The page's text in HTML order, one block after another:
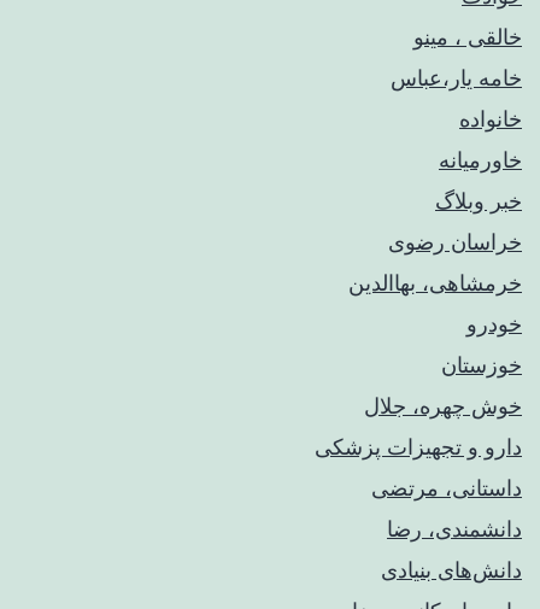
خالقی ، مینو
خامه یار،عباس
خانواده
خاورمیانه
خبر وبلاگ
خراسان رضوی
خرمشاهی، بهاالدین
خودرو
خوزستان
خوش چهره، جلال
دارو و تجهیزات پزشکی
داستانی، مرتضی
دانشمندی، رضا
دانش‌های بنیادی